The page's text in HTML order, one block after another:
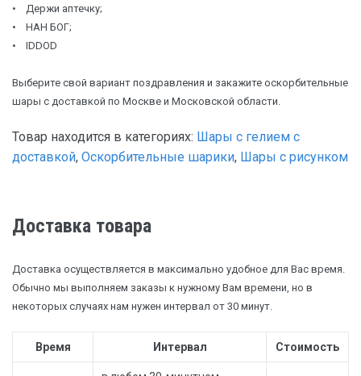
• Держи аптечку;
• НАН БОГ;
• IDDOD
Выберите свой вариант поздравления и закажите оскорбительные
шары с доставкой по Москве и Московской области.
Товар находится в категориях: Шары с гелием с
доставкой, Оскорбительные шарики, Шары с рисунком
Доставка товара
Доставка осуществляется в максимально удобное для Вас время.
Обычно мы выполняем заказы к нужному Вам времени, но в
некоторых случаях нам нужен интервал от 30 минут.
Время Интервал Стоимость